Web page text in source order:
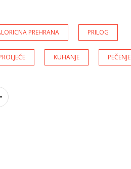
PREHRANA PRILOG
KUHANJE PEČENJE